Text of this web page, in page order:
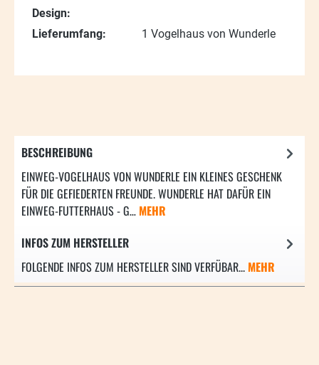
Design:
Lieferumfang:
1 Vogelhaus von Wunderle
BESCHREIBUNG
EINWEG-VOGELHAUS VON WUNDERLE EIN KLEINES GESCHENK
FÜR DIE GEFIEDERTEN FREUNDE. WUNDERLE HAT DAFÜR EIN
EINWEG-FUTTERHAUS - G… MEHR
INFOS ZUM HERSTELLER
FOLGENDE INFOS ZUM HERSTELLER SIND VERFÜBAR... MEHR